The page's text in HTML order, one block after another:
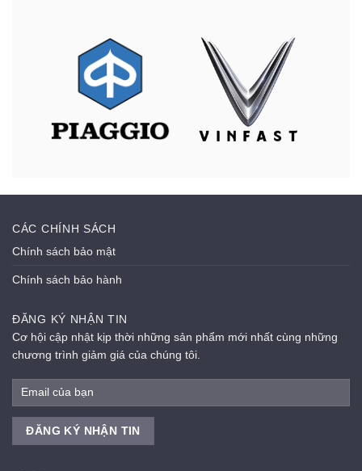
CÁC CHÍNH SÁCH
Chính sách bảo mật
Chính sách bảo hành
ĐĂNG KÝ NHẬN TIN
Cơ hội cập nhật kịp thời những sản phẩm mới nhất cùng những
chương trình giảm giá của chúng tôi.